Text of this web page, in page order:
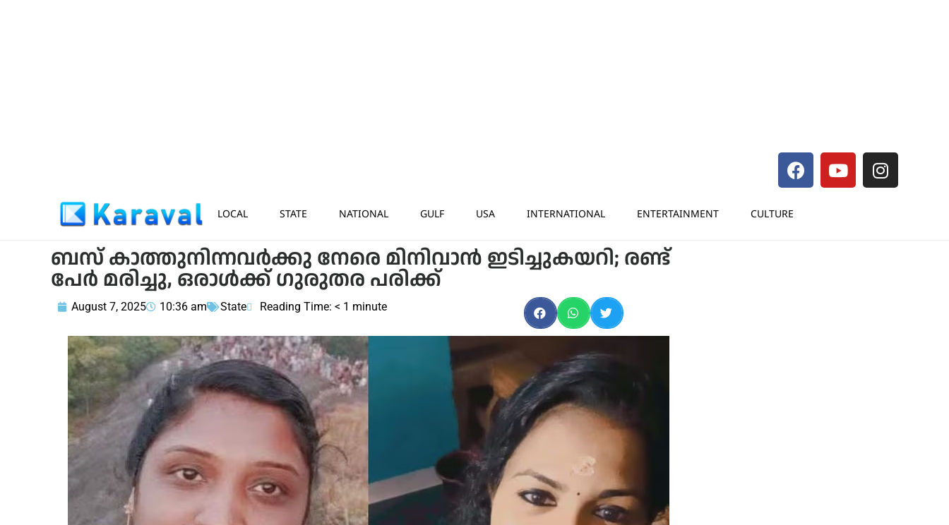
LOCAL STATE NATIONAL GULF USA INTERNATIONAL ENTERTAINMENT CULTURE
ബസ് കാത്തുനിന്നവര്‍ക്കു നേരെ മിനിവാന്‍ ഇടിച്ചുകയറി; രണ്ട്
പേര്‍ മരിച്ചു, ഒരാള്‍ക്ക് ഗുരുതര പരിക്ക്
August 7, 2025 10:36 am State Reading Time: < 1 minute